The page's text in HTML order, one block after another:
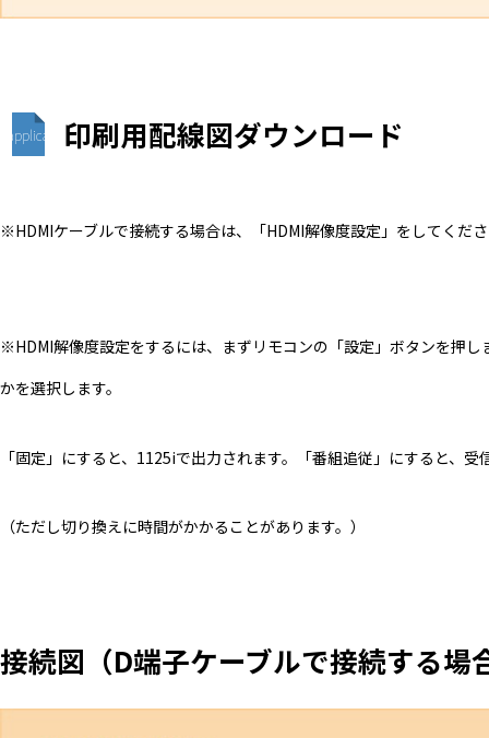
application/pdf印刷用配線図ダウンロード
※HDMIケーブルで接続する場合は、「HDMI解像度設定」をしてくだ
※HDMI解像度設定をするには、まずリモコンの「設定」ボタンを押
かを選択します。
「固定」にすると、1125iで出力されます。「番組追従」にすると、
（ただし切り換えに時間がかかることがあります。）
接続図（D端子ケーブルで接続する場